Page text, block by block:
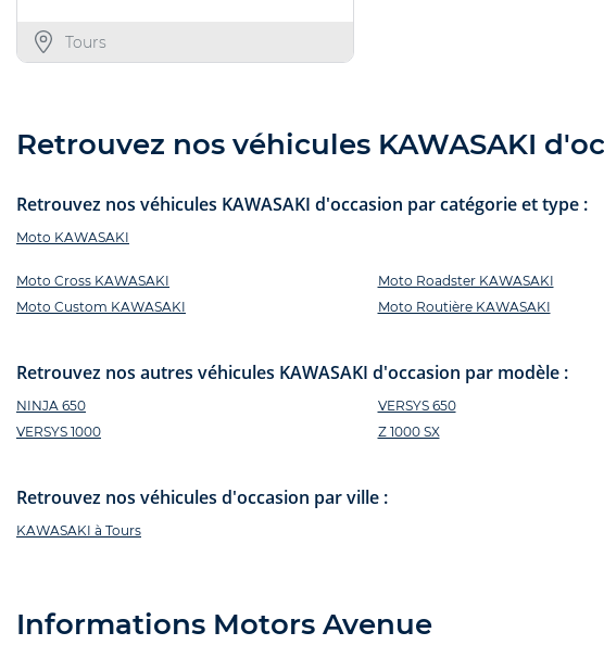
Tours
Retrouvez nos véhicules KAWASAKI
Retrouvez nos véhicules KAWASAKI d'occasion par catégorie et type :
Moto KAWASAKI
Moto Cross KAWASAKI
Moto Custom KAWASAKI
Moto Roadster KAWASAKI
Moto Routière KAWASAKI
Retrouvez nos autres véhicules KAWASAKI d'occasion par modèle :
NINJA 650
VERSYS 1000
VERSYS 650
Z 1000 SX
Retrouvez nos véhicules d'occasion par ville :
KAWASAKI à Tours
Informations Motors Avenue